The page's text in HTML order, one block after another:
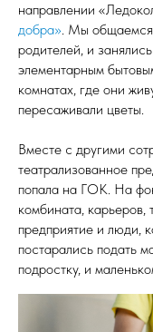
направлении
добра». Мы общаемся
родителей, и
элементарным
комнатах, где они
пересаживали цветы.
Вместе с другими
театрализованное
попала на ГОК. На
комбината,
предприятие и люди,
постарались подать
подростку, и